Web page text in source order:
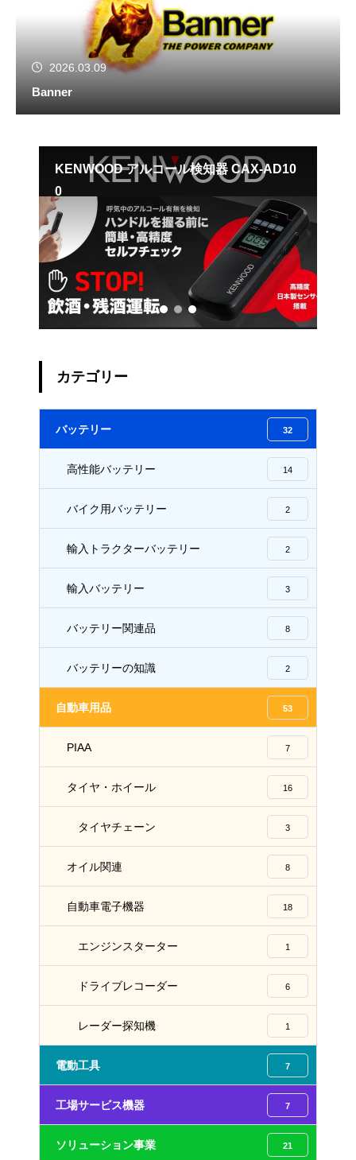
2026.03.09
Banner
KENWOOD アルコール検知器 CAX-AD10
0
カテゴリー
バッテリー 32
高性能バッテリー 14
バイク用バッテリー 2
輸入トラクターバッテリー 2
輸入バッテリー 3
バッテリー関連品 8
バッテリーの知識 2
自動車用品 53
PIAA 7
タイヤ・ホイール 16
タイヤチェーン 3
オイル関連 8
自動車電子機器 18
エンジンスターター 1
ドライブレコーダー 6
レーダー探知機 1
電動工具 7
工場サービス機器 7
ソリューション事業 21